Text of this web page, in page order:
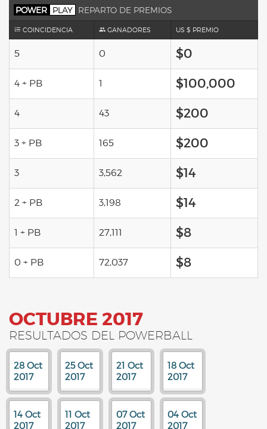
POWER PLAY REPARTO DE PREMIOS
COINCIDENCIA GANADORES US $ PREMIO
5 0 $0
4 + PB 1 $100,000
4 43 $200
3 + PB 165 $200
3 3,562 $14
2 + PB 3,198 $14
1 + PB 27,111 $8
0 + PB 72,037 $8
OCTUBRE 2017
RESULTADOS DEL POWERBALL
28 Oct
2017
25 Oct
2017
21 Oct
2017
18 Oct
2017
14 Oct
2017
11 Oct
2017
07 Oct
2017
04 Oct
2017